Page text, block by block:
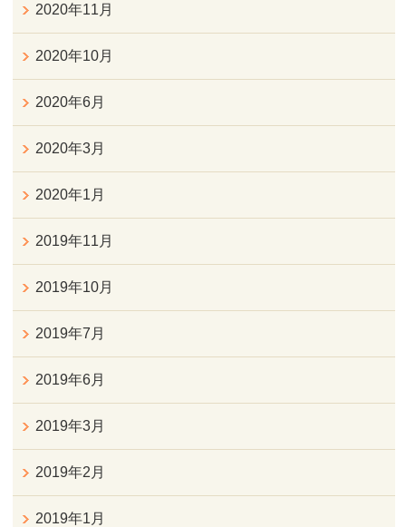
2020年11月
2020年10月
2020年6月
2020年3月
2020年1月
2019年11月
2019年10月
2019年7月
2019年6月
2019年3月
2019年2月
2019年1月